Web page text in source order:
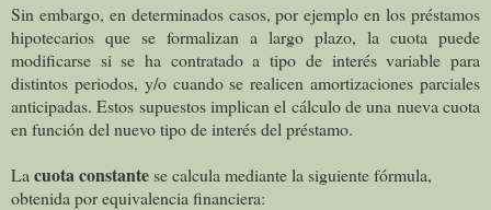
Sin embargo, en determinados casos, por ejemplo en los préstamos
hipotecarios que se formalizan a largo plazo, la cuota puede
modificarse si se ha contratado a tipo de interés variable para
distintos periodos, y/o cuando se realicen amortizaciones parciales
anticipadas. Estos supuestos implican el cálculo de una nueva cuota
en función del nuevo tipo de interés del préstamo.
La cuota constantese calcula mediante la siguiente fórmula,
obtenida por equivalencia financiera: